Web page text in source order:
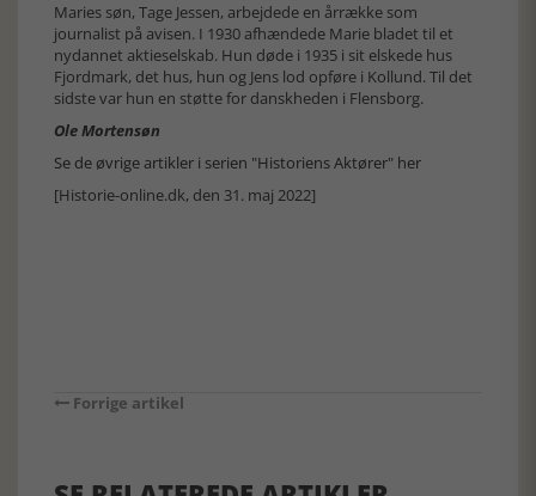
Maries søn, Tage Jessen, arbejdede en årrække som
journalist på avisen. I 1930 afhændede Marie bladet til et
nydannet aktieselskab. Hun døde i 1935 i sit elskede hus
Fjordmark, det hus, hun og Jens lod opføre i Kollund. Til det
sidste var hun en støtte for danskheden i Flensborg.
Ole Mortensøn
Se de øvrige artikler i serien "Historiens Aktører" her
[Historie-online.dk, den 31. maj 2022]
Forrige artikel